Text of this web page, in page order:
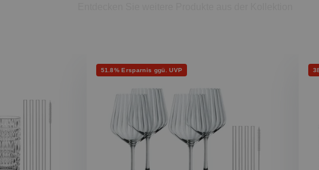
Rabatt
51.8% Ersparnis ggü. UVP